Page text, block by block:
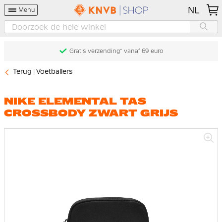
Menu NL
Gratis verzending* vanaf 69 euro
Terug Voetballers
NIKE ELEMENTAL TAS
CROSSBODY ZWART GRIJS